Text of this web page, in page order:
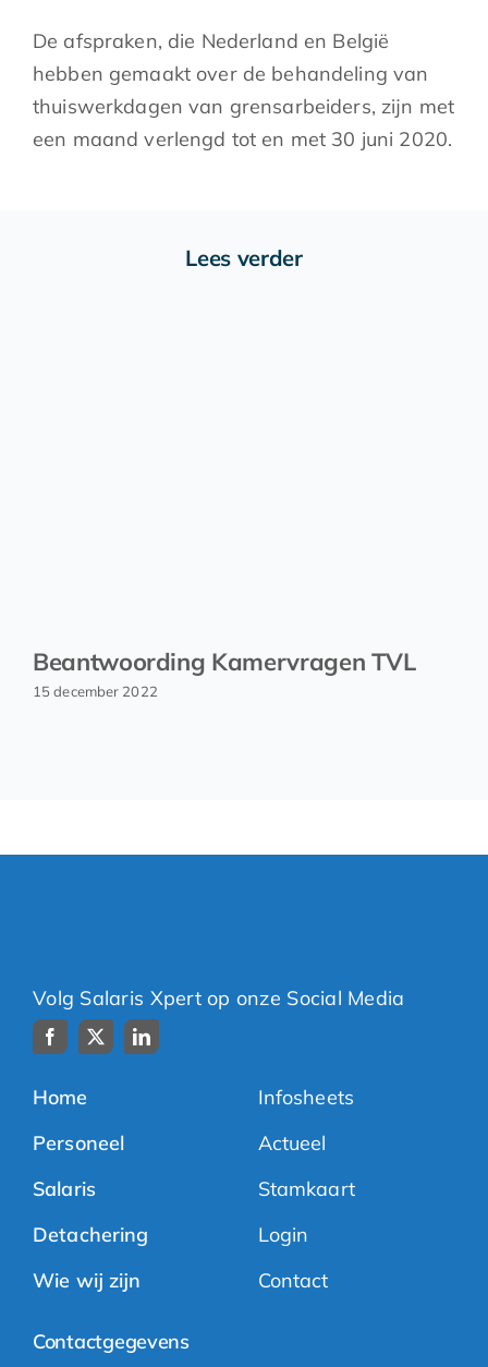
De afspraken, die Nederland en België
hebben gemaakt over de behandeling van
thuiswerkdagen van grensarbeiders, zijn met
een maand verlengd tot en met 30 juni 2020.
Lees verder
Beantwoording Kamervragen TVL
15 december 2022
Volg Salaris Xpert op onze Social Media
Home
Personeel
Salaris
Detachering
Wie wij zijn
Infosheets
Actueel
Stamkaart
Login
Contact
Contactgegevens